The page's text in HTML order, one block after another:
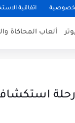
اتفاقية
ألعاب المحاكاة